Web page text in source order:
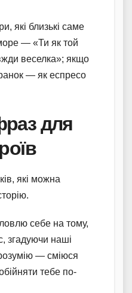
які близькі саме
— «Ти як той
веселка»; якщо
— як еспресо
для
які можна
ловлю себе на тому,
згадуючи наші
— сміюся
тебе по-